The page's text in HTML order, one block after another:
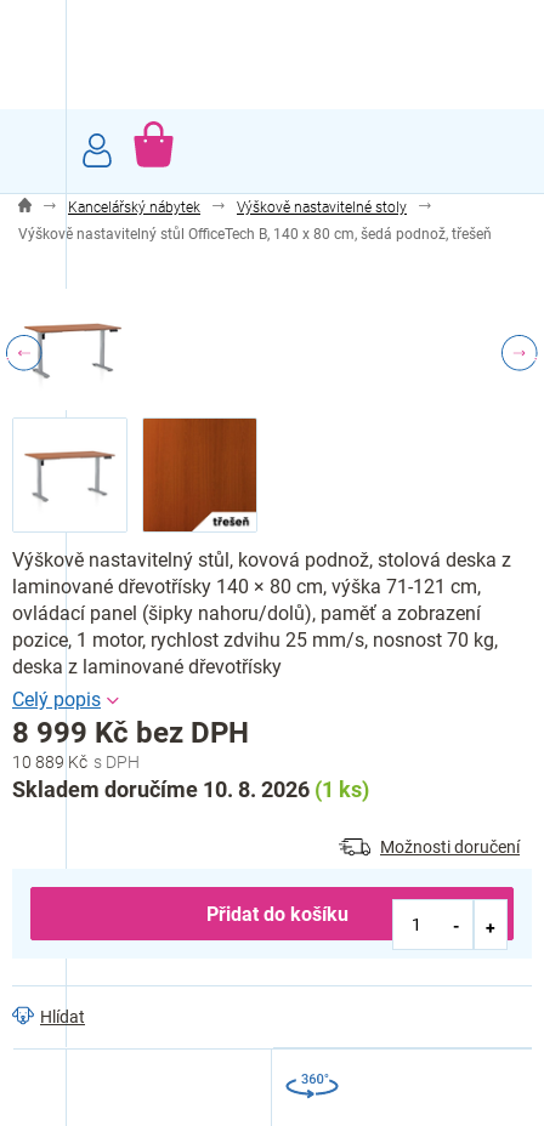
NÁKUPNÍ
Kancelářský nábytek
Výškově nastavitelné stoly
Výškově nastavitelný stůl OfficeTech B, 140 x 80 cm, šedá podnož, třešeň
10 889 Kč
8 999 Kč bez DPH
Měrná
cena:
Skladem doručíme 10. 8. 2026 (1 ks)
Možnosti doručení
Přidat do košíku
Výškově nastavitelný stůl, kovová podnož, stolová deska z
laminované dřevotřísky 140 × 80 cm, výška 71-121 cm,
ovládací panel (šipky nahoru/dolů), paměť a zobrazení
pozice, 1 motor, rychlost zdvihu 25 mm/s, nosnost 70 kg,
deska z laminované dřevotřísky
Hlídat